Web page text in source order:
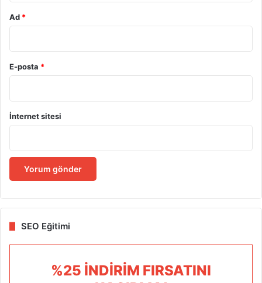
Ad *
E-posta *
İnternet sitesi
SEO Eğitimi
%25 İNDIRIM FIRSATINI